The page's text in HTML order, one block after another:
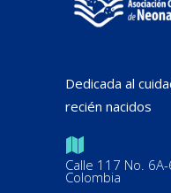
Dedicada al
recién nacidos
Calle 117 No.
Colombia